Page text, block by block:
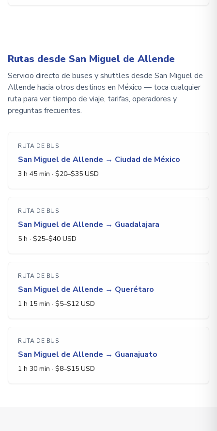
Rutas desde San Miguel de Allende
Servicio directo de buses y shuttles desde San Miguel de
Allende hacia otros destinos en México — toca cualquier
ruta para ver tiempo de viaje, tarifas, operadores y
preguntas frecuentes.
RUTA DE BUS
San Miguel de Allende → Ciudad de México
3 h 45 min · $20–$35 USD
RUTA DE BUS
San Miguel de Allende → Guadalajara
5 h · $25–$40 USD
RUTA DE BUS
San Miguel de Allende → Querétaro
1 h 15 min · $5–$12 USD
RUTA DE BUS
San Miguel de Allende → Guanajuato
1 h 30 min · $8–$15 USD